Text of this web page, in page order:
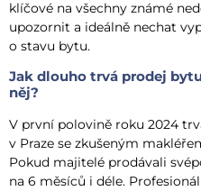
klíčové na všechny známé
upozornit a ideálně nechat
o stavu bytu.
Jak dlouho trvá prodej
něj?
V první polovině roku 2024
v Praze se zkušeným
Pokud majitelé prodávali
na 6 měsíců i déle.